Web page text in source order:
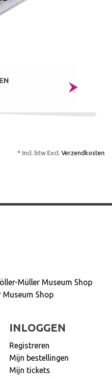
* Incl. btw Excl. Verzendkosten
Müller Museum Shop
Museum Shop
INLOGGEN
Registreren
Mijn bestellingen
Mijn tickets